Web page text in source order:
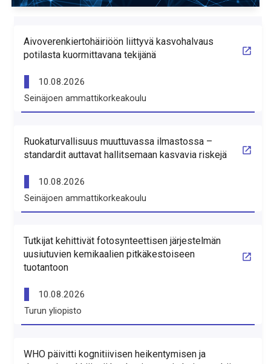
Aivoverenkiertohäiriöön liittyvä kasvohalvaus
potilasta kuormittavana tekijänä
10.08.2026
Seinäjoen ammattikorkeakoulu
Ruokaturvallisuus muuttuvassa ilmastossa –
standardit auttavat hallitsemaan kasvavia riskejä
10.08.2026
Seinäjoen ammattikorkeakoulu
Tutkijat kehittivät fotosynteettisen järjestelmän
uusiutuvien kemikaalien pitkäkestoiseen
tuotantoon
10.08.2026
Turun yliopisto
WHO päivitti kognitiivisen heikentymisen ja